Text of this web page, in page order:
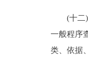
(十二)加
一般程序
类、依据